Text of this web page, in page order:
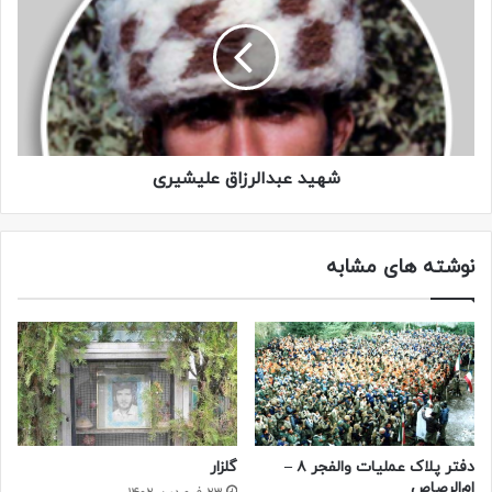
زمینی کاتیوشا بند دل آدم را پاره می‌کرد.
خیلی سریع مثل بر و بچه‌های دیگر در خاکریز کنار جاده مشغول
کندن سنگر شدیم و منتظر فرا رسیدن زمان حرکت. هنوز تا صبح
مدت زیادی باقی بود…
تردد زیاد و شلوغی بیش از حد محور، همه نشانۀ یک عملیات
سنگین بود. مدتی نگذشت که دوباره به راه افتادیم. ستون در کنار
کم به آخر خاکریز رسیدیم. ستون توقف کرد و بچه‌ها دوباره
مشغول کندن سنگر شدند. حالا دیگر اطرافمان زیادی شلوغ نبود و
این خلوت و سکوت آدمی را به دنیای خیال راهنمایی می‌کرد.
برای لحظه‌ای یاد گذشته‌ای نه چندان دور افتادم؛ یاد مرحلۀ دوم
عملیات کربلای۵ که در همین نقطه گروهان فتح دهها قربانی نثار
کرده بود… یاد بسیجی‌های ۱۲و ۱۵ساله که درس عشق و ایثار را در
سه‌راهی شهادت که ده‌ها قبضه کاتیوشا با بارش بی‌امان
شهید عبدالرزاق علیشیری
نوشته های مشابه
دفتر پلاک عملیات والفجر ۸ –
گلزار